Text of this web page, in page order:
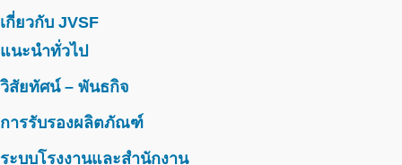
เกี่ยวกับ JVSF
แนะนำทั่วไป
วิสัยทัศน์ – พันธกิจ
การรับรองผลิตภัณฑ์
ระบบโรงงานและสำนักงาน